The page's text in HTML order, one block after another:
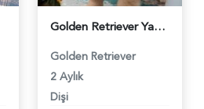
Golden Retriever Yavrular 2 Aylık Aşılar Tam Sağlık Karneli - 299
Golden Retriever
2 Aylık
Dişi